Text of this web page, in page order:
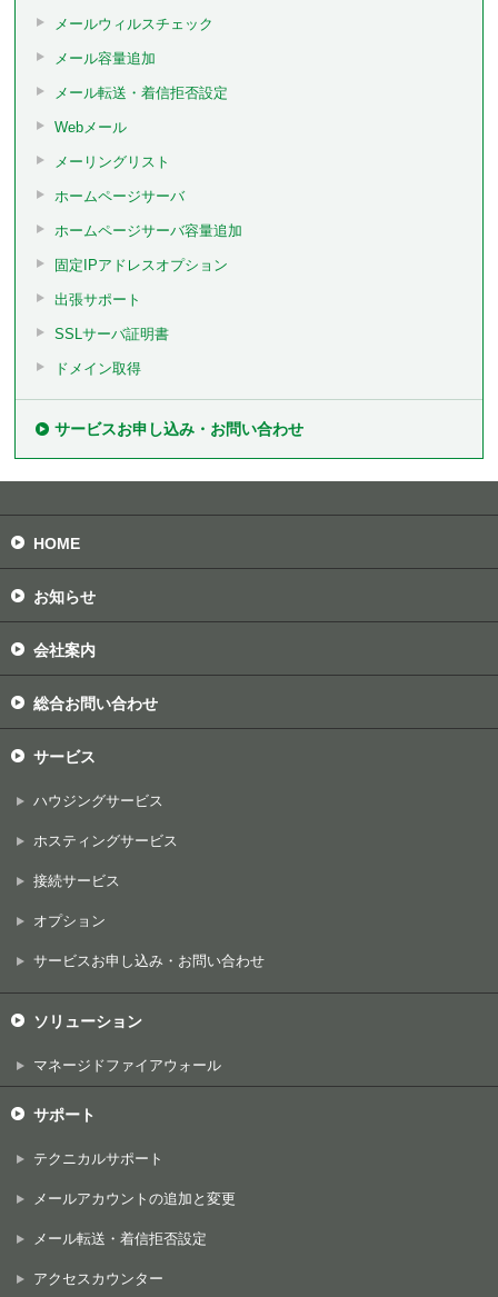
メールウィルスチェック
メール容量追加
メール転送・着信拒否設定
Webメール
メーリングリスト
ホームページサーバ
ホームページサーバ容量追加
固定IPアドレスオプション
出張サポート
SSLサーバ証明書
ドメイン取得
サービスお申し込み・お問い合わせ
HOME
お知らせ
会社案内
総合お問い合わせ
サービス
ハウジングサービス
ホスティングサービス
接続サービス
オプション
サービスお申し込み・お問い合わせ
ソリューション
マネージドファイアウォール
サポート
テクニカルサポート
メールアカウントの追加と変更
メール転送・着信拒否設定
アクセスカウンター